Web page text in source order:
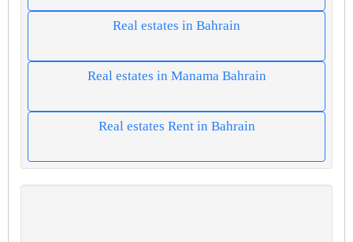
Real estates in Bahrain
Real estates in Manama Bahrain
Real estates Rent in Bahrain